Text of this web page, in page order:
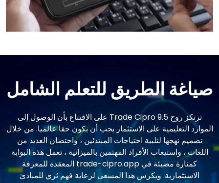
صياغة الطريق للتعلم الشامل
ترتكز روح Trade Cipro 9.5 على الاقتناع بأن الوصول إلى
الموارد التعليمية على الاستثمار يجب أن يكون حقا عالميا. من خلال
تصميم نهجها لتلبية احتياجات المبتدئين ، واحتضان العديد من
اللغات ، واستيعاب الأفراد المهتمين بالميزانية ، تعمل هذه البوابة
كمنارة مضيئة في trade-cipro.app المعقدة للمعرفة
الاستثمارية. ويكرس هذا المسعى لرعاية فهم ثري للمبادئ